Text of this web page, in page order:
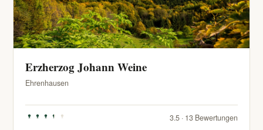
Erzherzog Johann Weine
Ehrenhausen
3.5 · 13 Bewertungen